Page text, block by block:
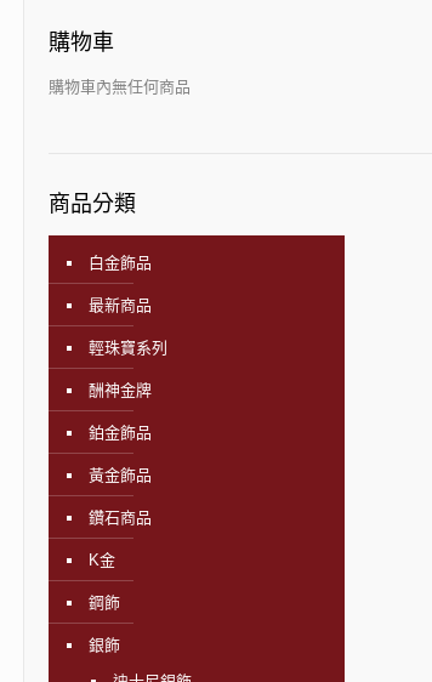
購物車
購物車內無任何商品
商品分類
白金飾品
最新商品
輕珠寶系列
酬神金牌
鉑金飾品
黃金飾品
鑽石商品
K金
鋼飾
銀飾